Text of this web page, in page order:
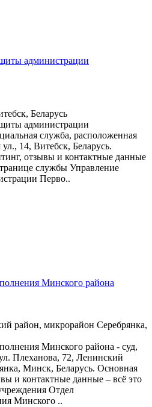
администрации
Беларусь
администрации
служба, расположенная
14, Витебск, Беларусь.
отзывы и контактные данные
службы Управление
Перво..
Минского района
район, микрорайон Серебрянка,
Минского района - суд,
Плеханова, 72, Ленинский
Минск, Беларусь. Основная
и контактные данные – всё это
Отдел
Минского ..